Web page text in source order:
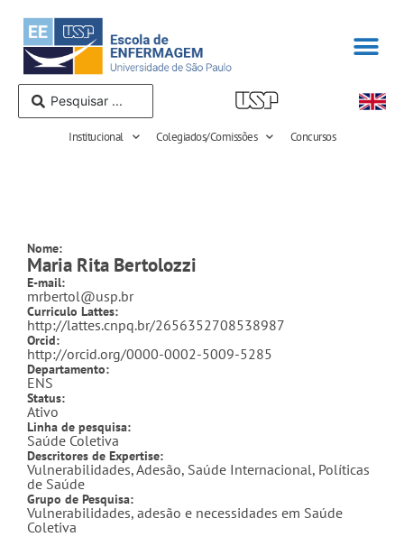
Institucional Colegiados/Comissões Concursos
Nome:
Maria Rita Bertolozzi
E-mail:
mrbertol@usp.br
Curriculo Lattes:
http://lattes.cnpq.br/2656352708538987
Orcid:
http://orcid.org/0000-0002-5009-5285
Departamento:
ENS
Status:
Ativo
Linha de pesquisa:
Saúde Coletiva
Descritores de Expertise:
Vulnerabilidades, Adesão, Saúde Internacional, Políticas
de Saúde
Grupo de Pesquisa:
Vulnerabilidades, adesão e necessidades em Saúde
Coletiva